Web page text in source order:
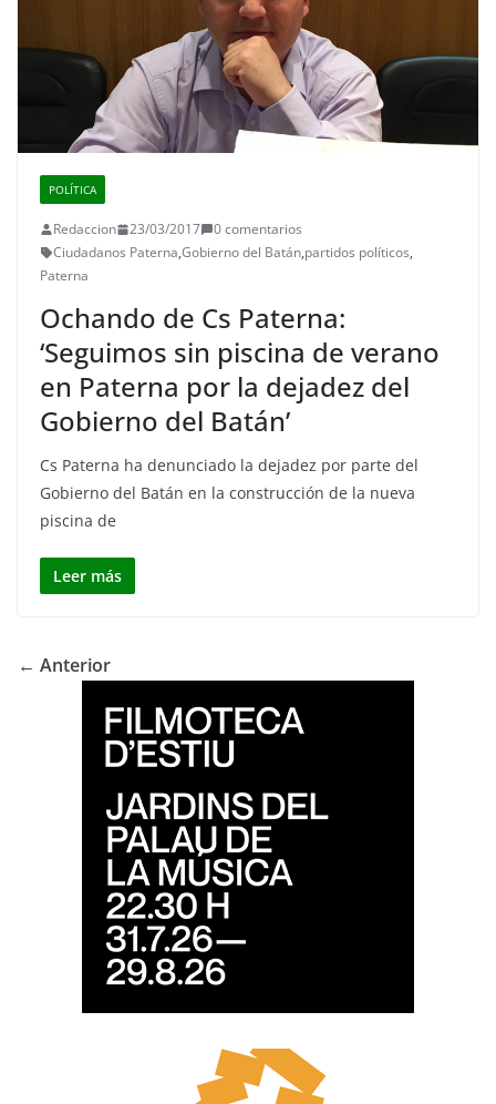
POLÍTICA
Redaccion 23/03/2017
0 comentarios
Ciudadanos Paterna,Gobierno del Batán,partidos políticos,
Paterna
Ochando de Cs Paterna:
‘Seguimos sin piscina de verano
en Paterna por la dejadez del
Gobierno del Batán’
Cs Paterna ha denunciado la dejadez por parte del
Gobierno del Batán en la construcción de la nueva
piscina de
Leer más
← Anterior